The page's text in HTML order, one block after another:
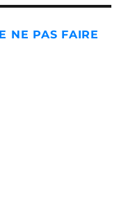
NE PAS FAIRE